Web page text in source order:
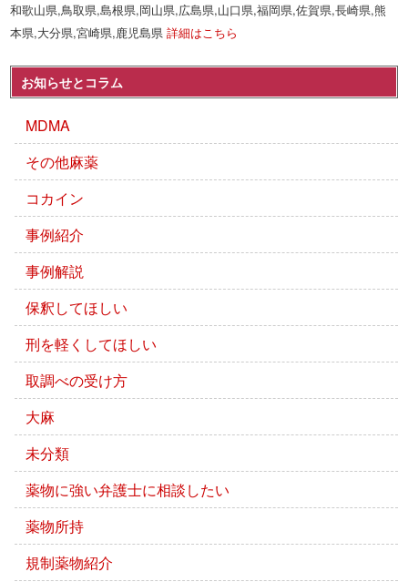
和歌山県,鳥取県,島根県,岡山県,広島県,山口県,福岡県,佐賀県,長崎県,熊
本県,大分県,宮崎県,鹿児島県詳細はこちら
お知らせとコラム
MDMA
その他麻薬
コカイン
事例紹介
事例解説
保釈してほしい
刑を軽くしてほしい
取調べの受け方
大麻
未分類
薬物に強い弁護士に相談したい
薬物所持
規制薬物紹介